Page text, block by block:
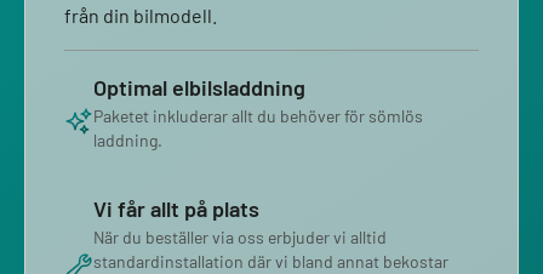
från din bilmodell.
Optimal elbilsladdning
Paketet inkluderar allt du behöver för sömlös
laddning.
Vi får allt på plats
När du beställer via oss erbjuder vi alltid
standardinstallation där vi bland annat bekostar